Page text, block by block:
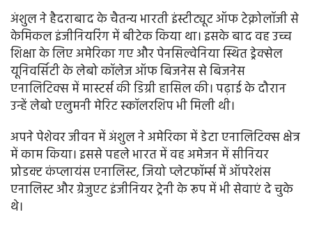
अंशुल ने हैदराबाद के चैतन्य भारती इंस्टीट्यूट ऑफ टेक्नोलॉजी से
केमिकल इंजीनियरिंग में बीटेक किया था। इसके बाद वह उच्च
शिक्षा के लिए अमेरिका गए और पेनसिल्वेनिया स्थित ड्रेक्सेल
यूनिवर्सिटी के लेबो कॉलेज ऑफ बिजनेस से बिजनेस
एनालिटिक्स में मास्टर्स की डिग्री हासिल की। पढ़ाई के दौरान
उन्हें लेबो एलुमनी मेरिट स्कॉलरशिप भी मिली थी।
अपने पेशेवर जीवन में अंशुल ने अमेरिका में डेटा एनालिटिक्स क्षेत्र
में काम किया। इससे पहले भारत में वह अमेजन में सीनियर
प्रोडक्ट कंप्लायंस एनालिस्ट, जियो प्लेटफॉर्म्स में ऑपरेशंस
एनालिस्ट और ग्रेजुएट इंजीनियर ट्रेनी के रूप में भी सेवाएं दे चुके
थे।